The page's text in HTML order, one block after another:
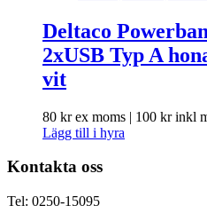
Deltaco
2xUSB Typ A
vit
80 krex moms | 100 krinkl
Lägg till i hyra
Kontakta oss
Tel: 0250-15095